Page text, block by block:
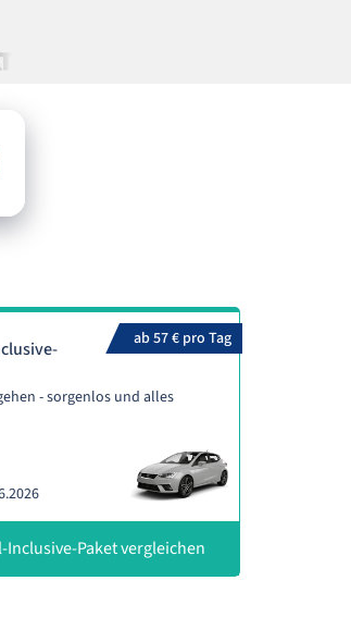
ab 57 € pro Tag
- sorgenlos und alles
Inclusive-Paket vergleichen